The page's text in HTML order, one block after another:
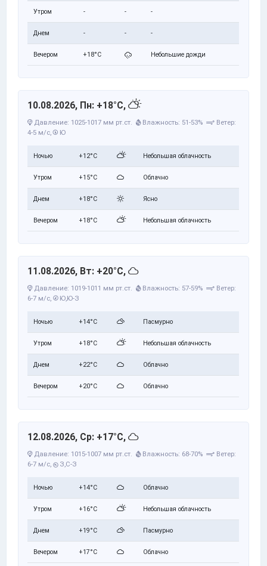
Утром - - -
Днем - - -
Вечером +18°C Небольшие дожди
10.08.2026, Пн: +18°C,
Давление: 1025-1017 мм рт.ст. Влажность: 51-53%
Ветер:
4-5 м/с,
Ю
Ночью +12°C Небольшая облачность
Утром +15°C Облачно
Днем +18°C Ясно
Вечером +18°C Небольшая облачность
11.08.2026, Вт: +20°C,
Давление: 1019-1011 мм рт.ст. Влажность: 57-59%
Ветер:
6-7 м/с, Ю,Ю-З
Ночью +14°C Пасмурно
Утром +18°C Небольшая облачность
Днем +22°C Облачно
Вечером +20°C Облачно
12.08.2026, Ср: +17°C,
Давление: 1015-1007 мм рт.ст. Влажность: 68-70%
Ветер:
6-7 м/с, З,С-З
Ночью +14°C Облачно
Утром +16°C Небольшая облачность
Днем +19°C Пасмурно
Вечером +17°C Облачно